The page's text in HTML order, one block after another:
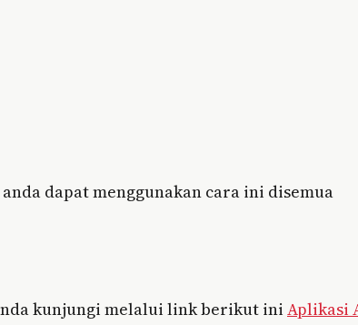
dapat menggunakan cara ini disemua
kunjungi melalui link berikut ini Aplikasi